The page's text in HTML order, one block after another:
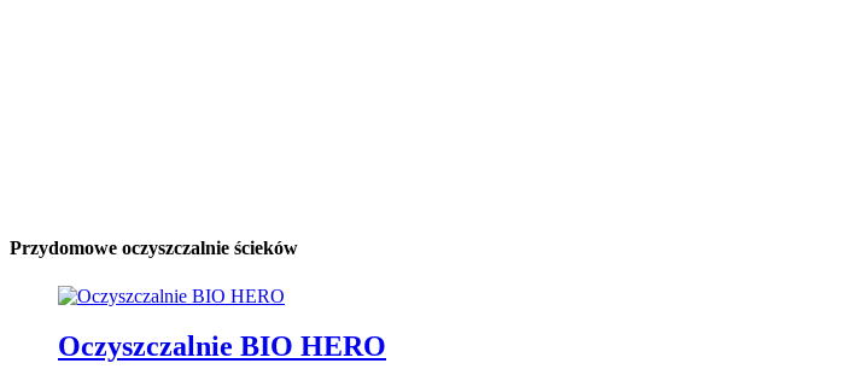
Przydomowe oczyszczalnie ścieków
Oczyszczalnie BIO HERO